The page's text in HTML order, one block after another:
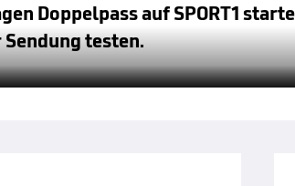
Doppelpass auf SPORT1
testen.